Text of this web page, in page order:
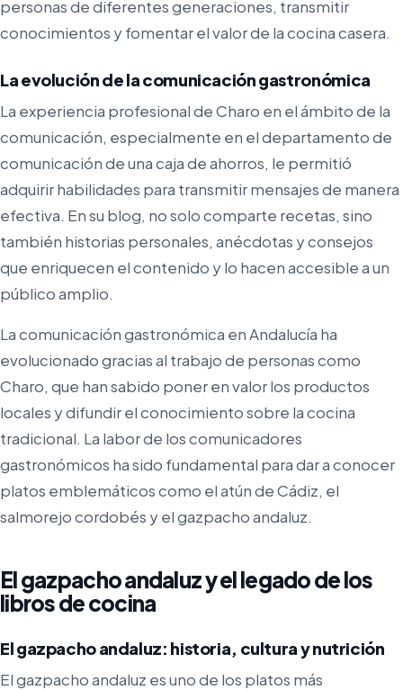
personas de diferentes generaciones, transmitir
conocimientos y fomentar el valor de la cocina casera.
La evolución de la comunicación gastronómica
La experiencia profesional de Charo en el ámbito de la
comunicación, especialmente en el departamento de
comunicación de una caja de ahorros, le permitió
adquirir habilidades para transmitir mensajes de manera
efectiva. En su blog, no solo comparte recetas, sino
también historias personales, anécdotas y consejos
que enriquecen el contenido y lo hacen accesible a un
público amplio.
La comunicación gastronómica en Andalucía ha
evolucionado gracias al trabajo de personas como
Charo, que han sabido poner en valor los productos
locales y difundir el conocimiento sobre la cocina
tradicional. La labor de los comunicadores
gastronómicos ha sido fundamental para dar a conocer
platos emblemáticos como el atún de Cádiz, el
salmorejo cordobés y el gazpacho andaluz.
El gazpacho andaluz y el legado de los
libros de cocina
El gazpacho andaluz: historia, cultura y nutrición
El gazpacho andaluz es uno de los platos más